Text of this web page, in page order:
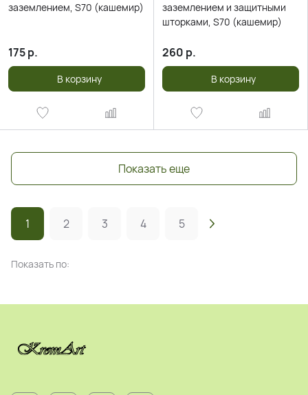
заземлением, S70 (кашемир)
175р.
В корзину
заземлением и защитными
шторками, S70 (кашемир)
260 р.
В корзину
Показать еще
1 2 3 4 5
Показать по: